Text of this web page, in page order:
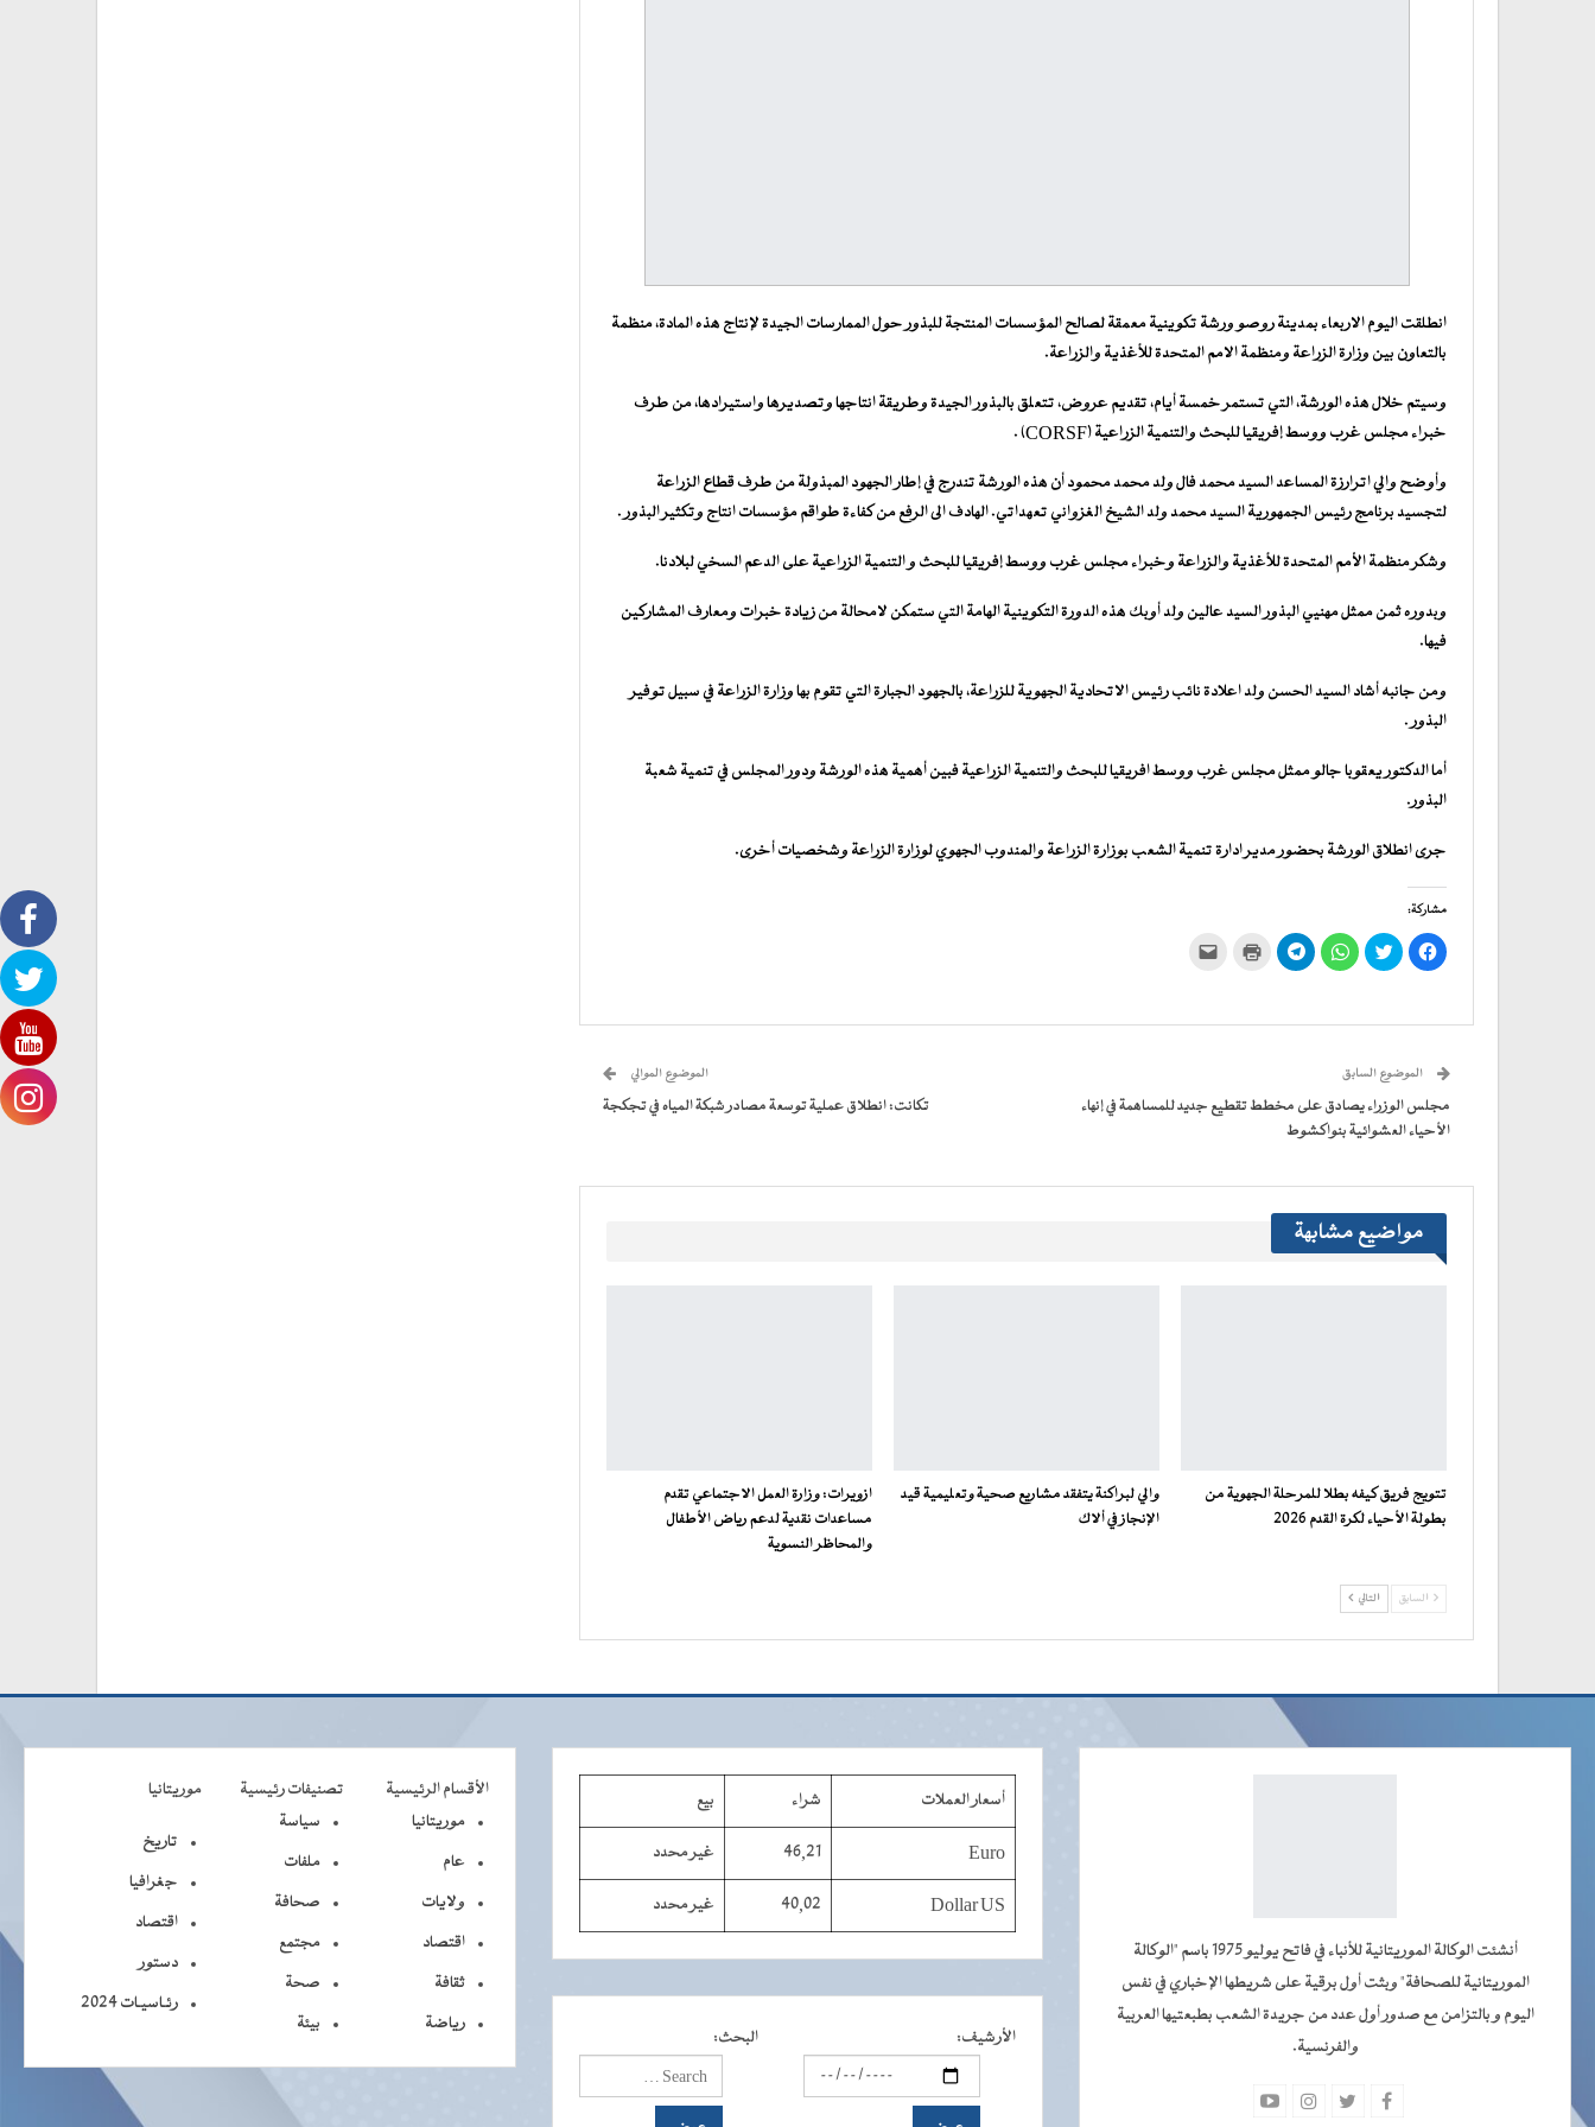
انطلقت اليوم الاربعاء بمدينة روصو ورشة تكوينية معمقة لصالح المؤسسات المنتجة للبذور حول الممارسات الجيدة لإنتاج هذه المادة، منظمة
بالتعاون بين وزارة الزراعة ومنظمة الامم المتحدة للأغذية والزراعة.
وسيتم خلال هذه الورشة، التي تستمر خمسة أيام، تقديم عروض، تتعلق بالبذور الجيدة وطريقة انتاجها وتصديرها واستيرادها، من طرف
خبراء مجلس غرب ووسط إفريقيا للبحث والتنمية الزراعية (CORSF) .
وأوضح والي اترارزة المساعد السيد محمد فال ولد محمد محمود أن هذه الورشة تندرج في إطار الجهود المبذولة من طرف قطاع الزراعة
لتجسيد برنامج رئيس الجمهورية السيد محمد ولد الشيخ الغزواني تعهداتي. الهادف الى الرفع من كفاءة طواقم مؤسسات انتاج وتكثير البذور .
وشكر منظمة الأمم المتحدة للأغذية والزراعة وخبراء مجلس غرب ووسط إفريقيا للبحث و التنمية الزراعية على الدعم السخي لبلادنا.
وبدوره ثمن ممثل مهنيي البذور السيد عالين ولد أوبك هذه الدورة التكوينية الهامة التي ستمكن لامحالة من زيادة خبرات ومعارف المشاركين
فيها.
ومن جانبه أشاد السيد الحسن ولد اعلادة نائب رئيس الاتحادية الجهوية للزراعة، بالجهود الجبارة التي تقوم بها وزارة الزراعة في سبيل توفير
البذور .
أما الدكتور يعقوبا جالو ممثل مجلس غرب ووسط افريقيا للبحث والتنمية الزراعية فبين أهمية هذه الورشة ودور المجلس في تنمية شعبة
البذور.
جرى انطلاق الورشة بحضور مدير ادارة تنمية الشعب بوزارة الزراعة والمندوب الجهوي لوزارة الزراعة وشخصيات أخرى.
مشاركة:
انقر
للمشاركة
على
اضغط
للمشاركة
على
انقر
للمشاركة
على
انقر
للمشاركة
اضغط
للطباعة
جديدة)
الموضوع السابق
مجلس الوزراء يصادق على مخطط تقطيع جديد للمساهمة في إنهاء
الأحياء العشوائية بنواكشوط
الموضوع الموالي
تكانت: انطلاق عملية توسعة مصادر شبكة المياه في تجكجة
مواضيع مشابهة
تتويج فريق كيفه بطلا للمرحلة الجهوية من
بطولة الأحياء لكرة القدم 2026
والي لبراكنة يتفقد مشاريع صحية وتعليمية قيد
الإنجاز في ألاك
ازويرات: وزارة العمل الاجتماعي تقدم
مساعدات نقدية لدعم رياض الأطفال
والمحاظر النسوية
السابق التالي
الموريتانية للصحافة" وبثت أول برقية على شريطها الإخباري في نفس
اليوم و بالتزامن مع صدور أول عدد من جريدة الشعب بطبعتيها العربية
والفرنسية.
أسعار العملات شراء بيع
Euro
46,21 غير محدد
Dollar US
40,02 غير محدد
الأرشيف: البحث:
الأقسام الرئيسية تصنيفات رئيسية
موريتانيا
موريتانيا
عام
ولايات
اقتصاد
ثقافة
رياضة
سياسة
ملفات
صحافة
مجتمع
صحة
بيئة
تاريخ
جغرافيا
اقتصاد
دستور
رئـاسيـات 2024